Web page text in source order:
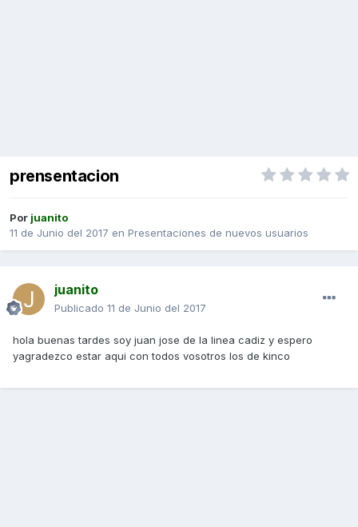
prensentacion
Por juanito
11 de Junio del 2017 en Presentaciones de nuevos usuarios
juanito
Publicado 11 de Junio del 2017
hola buenas tardes soy juan jose de la linea cadiz y espero
yagradezco estar aqui con todos vosotros los de kinco